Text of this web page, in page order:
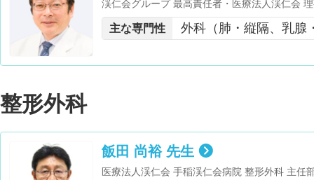
渓仁会グループ 最高責任者・医療法人渓仁会
道外科学会 評議員・日本臨床外科学会北海道
評議員・監事・札幌市医師会 監事・札幌市医
主な専門性 外科（肺・縦隔、乳腺
整形外科
飯田 尚裕 先生
医療法人渓仁会 手稲渓仁会病院 整形外科 主任